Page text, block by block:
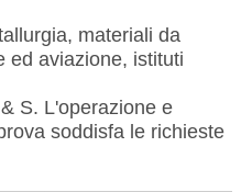
materiali da
ed aviazione, istituti
S. L'operazione e
soddisfa le richieste